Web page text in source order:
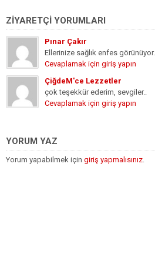
ZİYARETÇİ YORUMLARI
Pınar Çakır
Ellerinize sağlık enfes görünüyor…
Cevaplamak için giriş yapın
ÇiğdeM'ce Lezzetler
çok teşekkür ederim, sevgiler..
Cevaplamak için giriş yapın
YORUM YAZ
Yorum yapabilmek için giriş yapmalısınız